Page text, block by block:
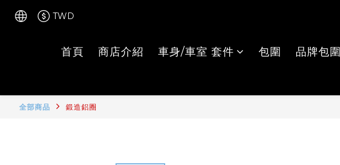
TWD
首頁 商店介紹 車身/車室 套件 包圍 品牌包圍
全部商品 鍛造鋁圈